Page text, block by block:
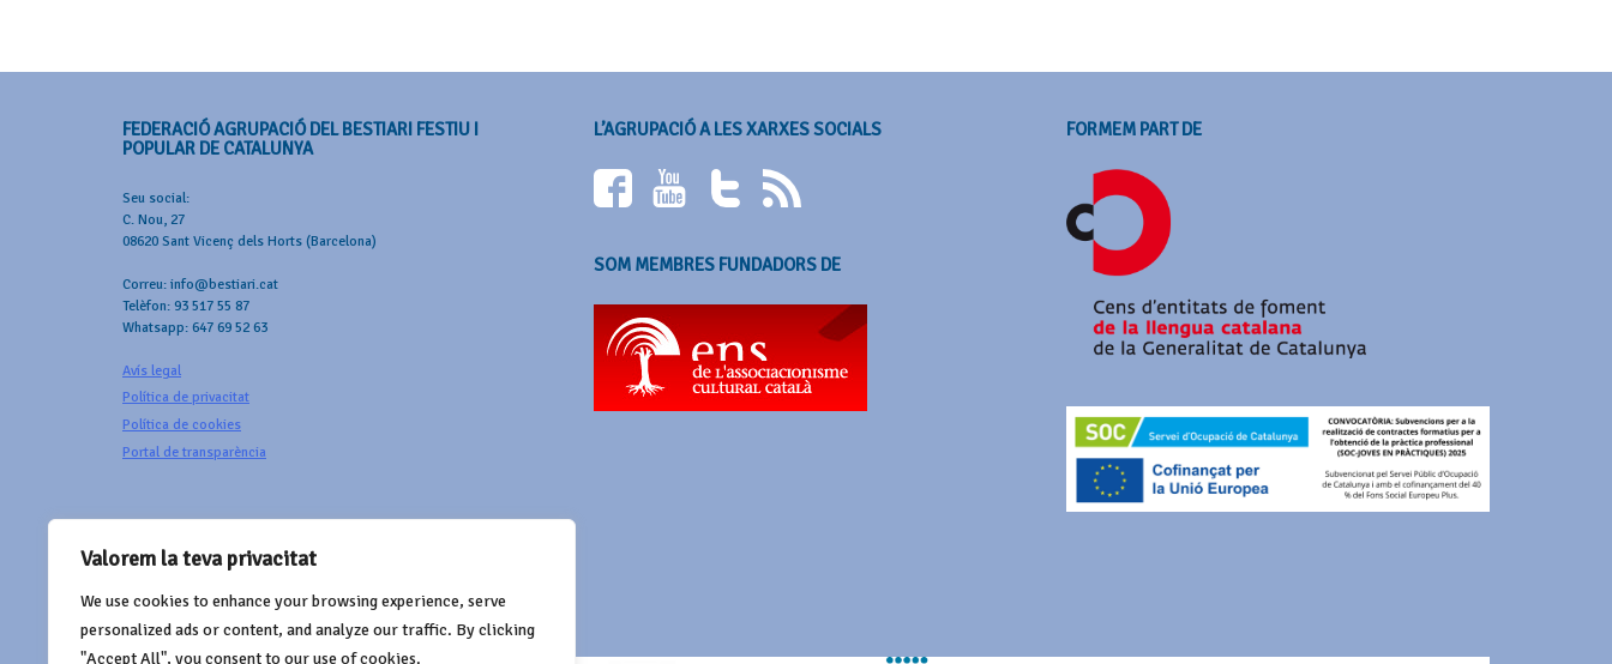
Valorem la teva privacitat
We use cookies to enhance your browsing experience, serve
personalized ads or content, and analyze our traffic. By clicking
"Accept All", you consent to our use of cookies.
FEDERACIÓ AGRUPACIÓ DEL BESTIARI FESTIU I
POPULAR DE CATALUNYA
Seu social:
C. Nou, 27
08620 Sant Vicenç dels Horts (Barcelona)
Correu: info@bestiari.cat
Telèfon: 93 517 55 87
Whatsapp: 647 69 52 63
Avís legal
Política de privacitat
Política de cookies
Portal de transparència
L’AGRUPACIÓ A LES XARXES SOCIALS
SOM MEMBRES FUNDADORS DE
FORMEM PART DE